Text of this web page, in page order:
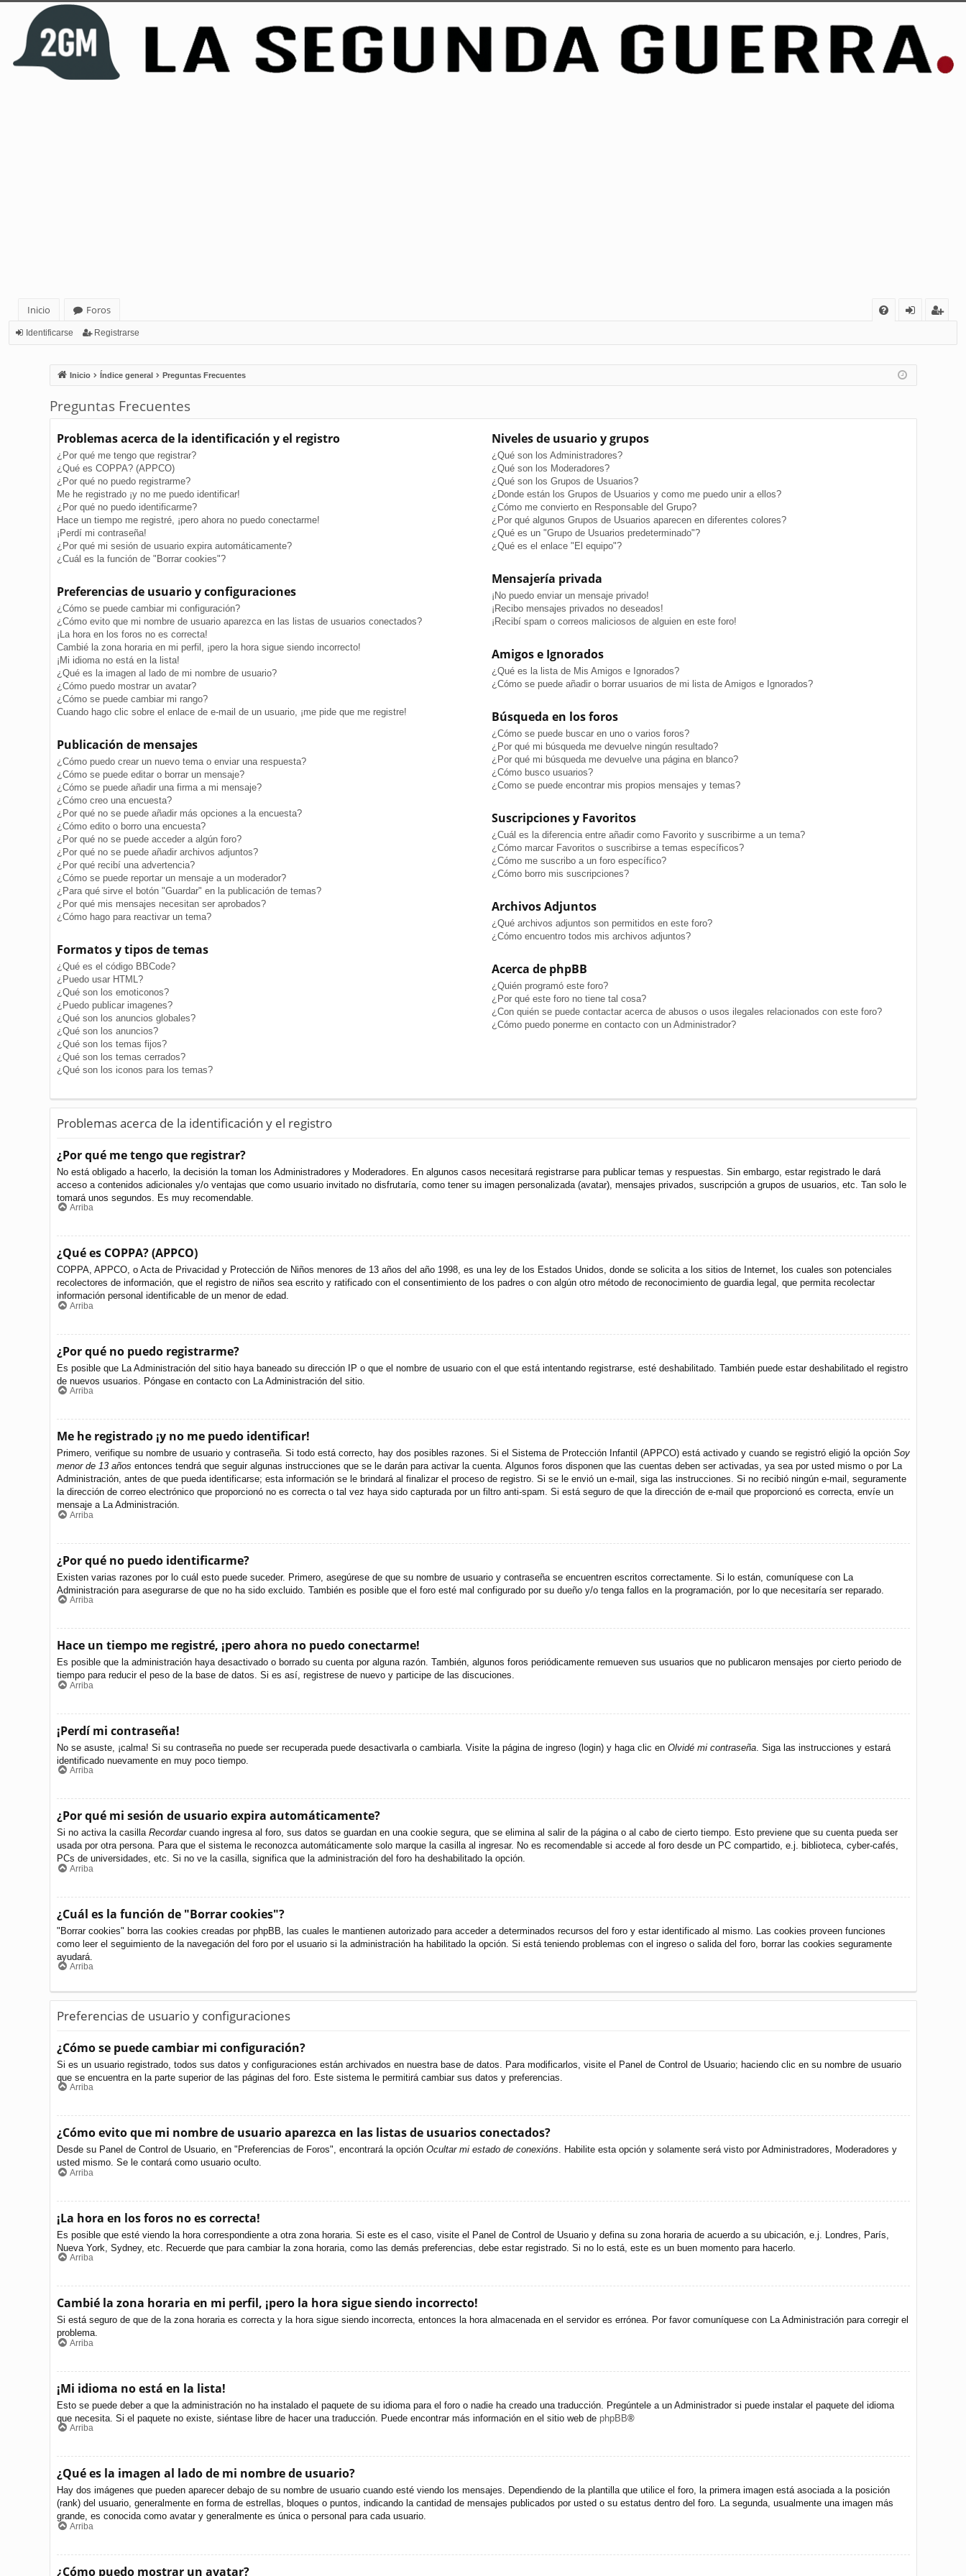
Inicio
Foros
rs
Identificarse Registrarse
Inicio Índice general Preguntas Frecuentes
Preguntas Frecuentes
Problemas acerca de la identificación y el registro
¿Por qué me tengo que registrar?
¿Qué es COPPA? (APPCO)
¿Por qué no puedo registrarme?
Me he registrado ¡y no me puedo identificar!
¿Por qué no puedo identificarme?
Hace un tiempo me registré, ¡pero ahora no puedo conectarme!
¡Perdí mi contraseña!
¿Por qué mi sesión de usuario expira automáticamente?
¿Cuál es la función de "Borrar cookies"?
Preferencias de usuario y configuraciones
¿Cómo se puede cambiar mi configuración?
¿Cómo evito que mi nombre de usuario aparezca en las listas de usuarios conectados?
¡La hora en los foros no es correcta!
Cambié la zona horaria en mi perfil, ¡pero la hora sigue siendo incorrecto!
¡Mi idioma no está en la lista!
¿Qué es la imagen al lado de mi nombre de usuario?
¿Cómo puedo mostrar un avatar?
¿Cómo se puede cambiar mi rango?
Cuando hago clic sobre el enlace de e-mail de un usuario, ¡me pide que me registre!
Publicación de mensajes
¿Cómo puedo crear un nuevo tema o enviar una respuesta?
¿Cómo se puede editar o borrar un mensaje?
¿Cómo se puede añadir una firma a mi mensaje?
¿Cómo creo una encuesta?
¿Por qué no se puede añadir más opciones a la encuesta?
¿Cómo edito o borro una encuesta?
¿Por qué no se puede acceder a algún foro?
¿Por qué no se puede añadir archivos adjuntos?
¿Por qué recibí una advertencia?
¿Cómo se puede reportar un mensaje a un moderador?
¿Para qué sirve el botón "Guardar" en la publicación de temas?
¿Por qué mis mensajes necesitan ser aprobados?
¿Cómo hago para reactivar un tema?
Formatos y tipos de temas
¿Qué es el código BBCode?
¿Puedo usar HTML?
¿Qué son los emoticonos?
¿Puedo publicar imagenes?
¿Qué son los anuncios globales?
¿Qué son los anuncios?
¿Qué son los temas fijos?
¿Qué son los temas cerrados?
¿Qué son los iconos para los temas?
Niveles de usuario y grupos
¿Qué son los Administradores?
¿Qué son los Moderadores?
¿Qué son los Grupos de Usuarios?
¿Donde están los Grupos de Usuarios y como me puedo unir a ellos?
¿Cómo me convierto en Responsable del Grupo?
¿Por qué algunos Grupos de Usuarios aparecen en diferentes colores?
¿Qué es un "Grupo de Usuarios predeterminado"?
¿Qué es el enlace "El equipo"?
Mensajería privada
¡No puedo enviar un mensaje privado!
¡Recibo mensajes privados no deseados!
¡Recibí spam o correos maliciosos de alguien en este foro!
Amigos e Ignorados
¿Qué es la lista de Mis Amigos e Ignorados?
¿Cómo se puede añadir o borrar usuarios de mi lista de Amigos e Ignorados?
Búsqueda en los foros
¿Cómo se puede buscar en uno o varios foros?
¿Por qué mi búsqueda me devuelve ningún resultado?
¿Por qué mi búsqueda me devuelve una página en blanco?
¿Cómo busco usuarios?
¿Como se puede encontrar mis propios mensajes y temas?
Suscripciones y Favoritos
¿Cuál es la diferencia entre añadir como Favorito y suscribirme a un tema?
¿Cómo marcar Favoritos o suscribirse a temas específicos?
¿Cómo me suscribo a un foro específico?
¿Cómo borro mis suscripciones?
Archivos Adjuntos
¿Qué archivos adjuntos son permitidos en este foro?
¿Cómo encuentro todos mis archivos adjuntos?
Acerca de phpBB
¿Quién programó este foro?
¿Por qué este foro no tiene tal cosa?
¿Con quién se puede contactar acerca de abusos o usos ilegales relacionados con este foro?
¿Cómo puedo ponerme en contacto con un Administrador?
Problemas acerca de la identificación y el registro
¿Por qué me tengo que registrar?
No está obligado a hacerlo, la decisión la toman los Administradores y Moderadores. En algunos casos necesitará registrarse para publicar temas y respuestas. Sin embargo, estar registrado le dará
acceso a contenidos adicionales y/o ventajas que como usuario invitado no disfrutaría, como tener su imagen personalizada (avatar), mensajes privados, suscripción a grupos de usuarios, etc. Tan solo le
tomará unos segundos. Es muy recomendable.
Arriba
¿Qué es COPPA? (APPCO)
COPPA, APPCO, o Acta de Privacidad y Protección de Niños menores de 13 años del año 1998, es una ley de los Estados Unidos, donde se solicita a los sitios de Internet, los cuales son potenciales
recolectores de información, que el registro de niños sea escrito y ratificado con el consentimiento de los padres o con algún otro método de reconocimiento de guardia legal, que permita recolectar
información personal identificable de un menor de edad.
Arriba
¿Por qué no puedo registrarme?
Es posible que La Administración del sitio haya baneado su dirección IP o que el nombre de usuario con el que está intentando registrarse, esté deshabilitado. También puede estar deshabilitado el registro
de nuevos usuarios. Póngase en contacto con La Administración del sitio.
Arriba
Me he registrado ¡y no me puedo identificar!
Primero, verifique su nombre de usuario y contraseña. Si todo está correcto, hay dos posibles razones. Si el Sistema de Protección Infantil (APPCO) está activado y cuando se registró eligió la opción Soy
menor de 13 años entonces tendrá que seguir algunas instrucciones que se le darán para activar la cuenta. Algunos foros disponen que las cuentas deben ser activadas, ya sea por usted mismo o por La
Administración, antes de que pueda identificarse; esta información se le brindará al finalizar el proceso de registro. Si se le envió un e-mail, siga las instrucciones. Si no recibió ningún e-mail, seguramente
la dirección de correo electrónico que proporcionó no es correcta o tal vez haya sido capturada por un filtro anti-spam. Si está seguro de que la dirección de e-mail que proporcionó es correcta, envíe un
mensaje a La Administración.
Arriba
¿Por qué no puedo identificarme?
Existen varias razones por lo cuál esto puede suceder. Primero, asegúrese de que su nombre de usuario y contraseña se encuentren escritos correctamente. Si lo están, comuníquese con La
Administración para asegurarse de que no ha sido excluido. También es posible que el foro esté mal configurado por su dueño y/o tenga fallos en la programación, por lo que necesitaría ser reparado.
Arriba
Hace un tiempo me registré, ¡pero ahora no puedo conectarme!
Es posible que la administración haya desactivado o borrado su cuenta por alguna razón. También, algunos foros periódicamente remueven sus usuarios que no publicaron mensajes por cierto periodo de
tiempo para reducir el peso de la base de datos. Si es así, registrese de nuevo y participe de las discuciones.
Arriba
¡Perdí mi contraseña!
No se asuste, ¡calma! Si su contraseña no puede ser recuperada puede desactivarla o cambiarla. Visite la página de ingreso (login) y haga clic en Olvidé mi contraseña. Siga las instrucciones y estará
identificado nuevamente en muy poco tiempo.
Arriba
¿Por qué mi sesión de usuario expira automáticamente?
Si no activa la casilla Recordarcuando ingresa al foro, sus datos se guardan en una cookie segura, que se elimina al salir de la página o al cabo de cierto tiempo. Esto previene que su cuenta pueda ser
usada por otra persona. Para que el sistema le reconozca automáticamente solo marque la casilla al ingresar. No es recomendable si accede al foro desde un PC compartido, e.j. biblioteca, cyber-cafés,
PCs de universidades, etc. Si no ve la casilla, significa que la administración del foro ha deshabilitado la opción.
Arriba
¿Cuál es la función de "Borrar cookies"?
"Borrar cookies" borra las cookies creadas por phpBB, las cuales le mantienen autorizado para acceder a determinados recursos del foro y estar identificado al mismo. Las cookies proveen funciones
como leer el seguimiento de la navegación del foro por el usuario si la administración ha habilitado la opción. Si está teniendo problemas con el ingreso o salida del foro, borrar las cookies seguramente
ayudará.
Arriba
Preferencias de usuario y configuraciones
¿Cómo se puede cambiar mi configuración?
Si es un usuario registrado, todos sus datos y configuraciones están archivados en nuestra base de datos. Para modificarlos, visite el Panel de Control de Usuario; haciendo clic en su nombre de usuario
que se encuentra en la parte superior de las páginas del foro. Este sistema le permitirá cambiar sus datos y preferencias.
Arriba
¿Cómo evito que mi nombre de usuario aparezca en las listas de usuarios conectados?
Desde su Panel de Control de Usuario, en "Preferencias de Foros", encontrará la opción Ocultar mi estado de conexións. Habilite esta opción y solamente será visto por Administradores, Moderadores y
usted mismo. Se le contará como usuario oculto.
Arriba
¡La hora en los foros no es correcta!
Es posible que esté viendo la hora correspondiente a otra zona horaria. Si este es el caso, visite el Panel de Control de Usuario y defina su zona horaria de acuerdo a su ubicación, e.j. Londres, París,
Nueva York, Sydney, etc. Recuerde que para cambiar la zona horaria, como las demás preferencias, debe estar registrado. Si no lo está, este es un buen momento para hacerlo.
Arriba
Cambié la zona horaria en mi perfil, ¡pero la hora sigue siendo incorrecto!
Si está seguro de que de la zona horaria es correcta y la hora sigue siendo incorrecta, entonces la hora almacenada en el servidor es errónea. Por favor comuníquese con La Administración para corregir el
problema.
Arriba
¡Mi idioma no está en la lista!
Esto se puede deber a que la administración no ha instalado el paquete de su idioma para el foro o nadie ha creado una traducción. Pregúntele a un Administrador si puede instalar el paquete del idioma
que necesita. Si el paquete no existe, siéntase libre de hacer una traducción. Puede encontrar más información en el sitio web de phpBB®
Arriba
¿Qué es la imagen al lado de mi nombre de usuario?
Hay dos imágenes que pueden aparecer debajo de su nombre de usuario cuando esté viendo los mensajes. Dependiendo de la plantilla que utilice el foro, la primera imagen está asociada a la posición
(rank) del usuario, generalmente en forma de estrellas, bloques o puntos, indicando la cantidad de mensajes publicados por usted o su estatus dentro del foro. La segunda, usualmente una imagen más
grande, es conocida como avatar y generalmente es única o personal para cada usuario.
Arriba
¿Cómo puedo mostrar un avatar?